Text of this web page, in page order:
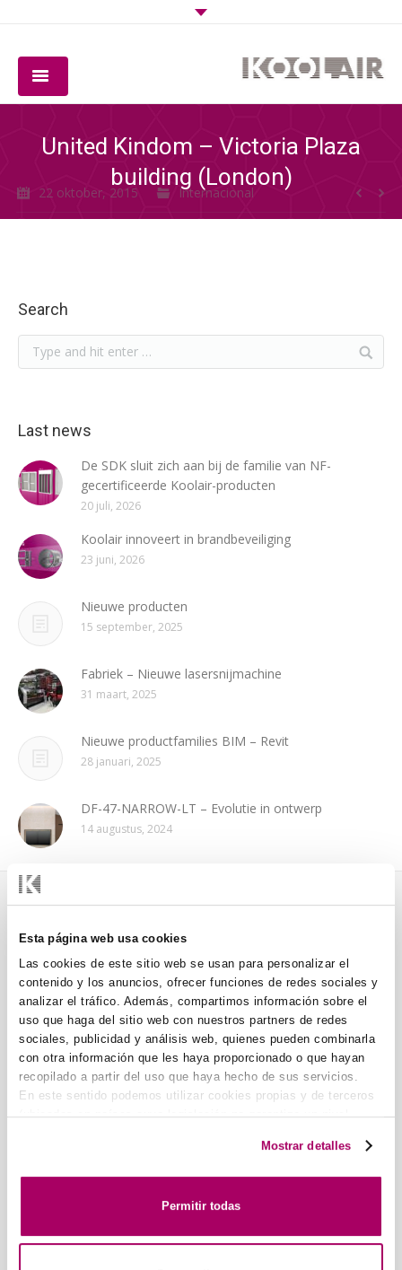
Esta página web usa cookies
Las cookies de este sitio web se usan para personalizar el
contenido y los anuncios, ofrecer funciones de redes sociales y
analizar el tráfico. Además, compartimos información sobre el
uso que haga del sitio web con nuestros partners de redes
sociales, publicidad y análisis web, quienes pueden combinarla
con otra información que les haya proporcionado o que hayan
recopilado a partir del uso que haya hecho de sus servicios.
En este sentido podemos utilizar cookies propias y de terceros
(ubicados en países cuya legislación no garantiza un nivel
preferencias, analizar tu uso de la web y mostrar publicidad
Mostrar detalles
Permitir todas
United Kindom – Victoria Plaza
building (London)
22 oktober, 2015 Internacional
Search
Last news
De SDK sluit zich aan bij de familie van NF-
gecertificeerde Koolair-producten
20 juli, 2026
Koolair innoveert in brandbeveiliging
23 juni, 2026
Nieuwe producten
15 september, 2025
Fabriek – Nieuwe lasersnijmachine
31 maart, 2025
Nieuwe productfamilies BIM – Revit
28 januari, 2025
DF-47-NARROW-LT – Evolutie in ontwerp
14 augustus, 2024
KOOLAIR, S.L.
28936 Móstoles
Fax: +34 91 645 69 62
Koolair Centraal
Europa
Oostenrijk, Zwitserland en
Duitsland
Koolair PT
Portugal
Koolair BENELUX
België, Nederland en
Frankrijk
Koolair MAROKKO